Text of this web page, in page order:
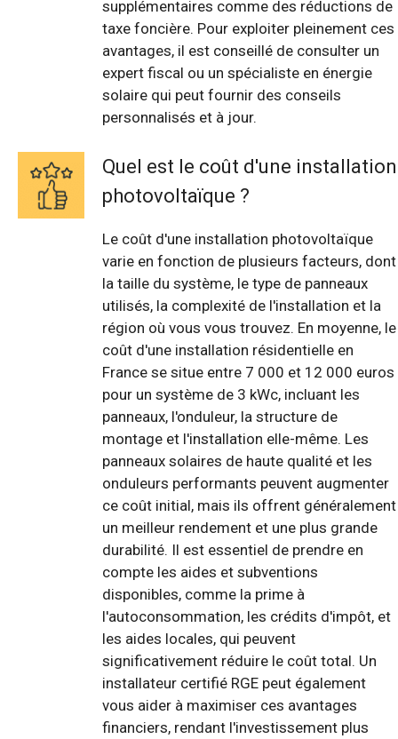
supplémentaires comme des réductions de
taxe foncière. Pour exploiter pleinement ces
avantages, il est conseillé de consulter un
expert fiscal ou un spécialiste en énergie
solaire qui peut fournir des conseils
personnalisés et à jour.
Quel est le coût d'une installation
photovoltaïque ?
Le coût d'une installation photovoltaïque
varie en fonction de plusieurs facteurs, dont
la taille du système, le type de panneaux
utilisés, la complexité de l'installation et la
région où vous vous trouvez. En moyenne, le
coût d'une installation résidentielle en
France se situe entre 7 000 et 12 000 euros
pour un système de 3 kWc, incluant les
panneaux, l'onduleur, la structure de
montage et l'installation elle-même. Les
panneaux solaires de haute qualité et les
onduleurs performants peuvent augmenter
ce coût initial, mais ils offrent généralement
un meilleur rendement et une plus grande
durabilité. Il est essentiel de prendre en
compte les aides et subventions
disponibles, comme la prime à
l'autoconsommation, les crédits d'impôt, et
les aides locales, qui peuvent
significativement réduire le coût total. Un
installateur certifié RGE peut également
vous aider à maximiser ces avantages
financiers, rendant l'investissement plus